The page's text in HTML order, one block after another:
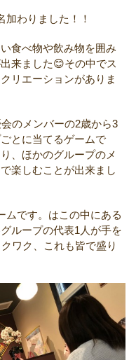
わりました！！
食べ物や飲み物を囲み
来ました😊その中でス
リエーションがありま
のメンバーの2歳から3
とに当てるゲームで
、ほかのグループのメ
楽しむことが出来まし
ムです。はこの中にある
ループの代表1人が手を
ワク、これも皆で盛り